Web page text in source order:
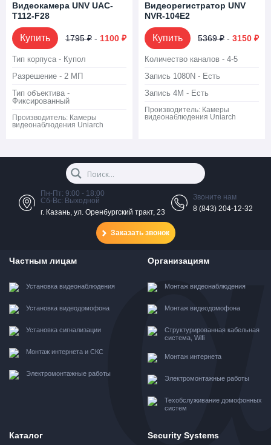
Видеокамера UNV UAC-
T112-F28
Купить 1795 ₽ - 1100 ₽
Тип корпуса - Купол
Разрешение - 2 МП
Тип объектива -
Фиксированный
Производитель: Камеры
видеонаблюдения Uniarch
Видеорегистратор UNV
NVR-104E2
Купить 5369 ₽ - 3150 ₽
Количество каналов - 4-5
Запись 1080N - Есть
Запись 4M - Есть
Производитель: Камеры
видеонаблюдения Uniarch
Пн-Пт: 9:00 - 18:00
Сб-Вс: Выходной
г. Казань, ул. Оренбургский тракт, 23
Звоните нам
8 (843) 204-12-32
Заказать звонок
Частным лицам
Установка видеонаблюдения
Установка видеодомофона
Установка сигнализации
Монтаж интернета и СКС
Электромонтажные работы
Организациям
Монтаж видеонаблюдения
Монтаж видеодомофона
Структурированная кабельная
система, Wifi
Монтаж интернета
Электромонтажные работы
Техобслуживание домофонных
систем
Каталог Security Systems